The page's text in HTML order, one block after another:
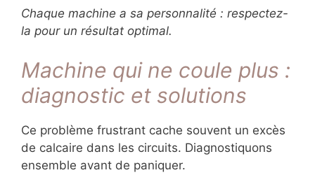
Chaque machine a sa personnalité : respectez-
la pour un résultat optimal.
Machine qui ne coule plus :
diagnostic et solutions
Ce problème frustrant cache souvent un excès
de calcaire dans les circuits. Diagnostiquons
ensemble avant de paniquer.